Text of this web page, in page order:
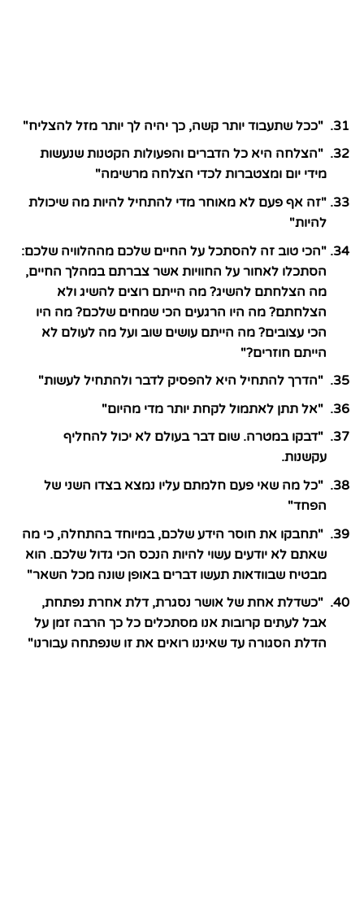
"ככל שתעבוד יותר קשה, כך יהיה לך יותר מזל להצליח"
"הצלחה היא כל הדברים והפעולות הקטנות שנעשות
מידי יום ומצטברות לכדי הצלחה מרשימה"
"זה אף פעם לא מאוחר מדי להתחיל להיות מה שיכולת
להיות"
"הכי טוב זה להסתכל על החיים שלכם מההלוויה שלכם:
הסתכלו לאחור על החוויות אשר צברתם במהלך החיים,
מה הצלחתם להשיג? מה הייתם רוצים להשיג ולא
הצלחתם? מה היו הרגעים הכי שמחים שלכם? מה היו
הכי עצובים? מה הייתם עושים שוב ועל מה לעולם לא
הייתם חוזרים?"
"הדרך להתחיל היא להפסיק לדבר ולהתחיל לעשות"
"אל תתן לאתמול לקחת יותר מדי מהיום"
"דבקו במטרה. שום דבר בעולם לא יכול להחליף
עקשנות.
"כל מה שאי פעם חלמתם עליו נמצא בצדו השני של
הפחד"
"תחבקו את חוסר הידע שלכם, במיוחד בהתחלה, כי מה
שאתם לא יודעים עשוי להיות הנכס הכי גדול שלכם. הוא
מבטיח שבוודאות תעשו דברים באופן שונה מכל השאר"
"כשדלת אחת של אושר נסגרת, דלת אחרת נפתחת,
אבל לעתים קרובות אנו מסתכלים כל כך הרבה זמן על
הדלת הסגורה עד שאיננו רואים את זו שנפתחה עבורנו"